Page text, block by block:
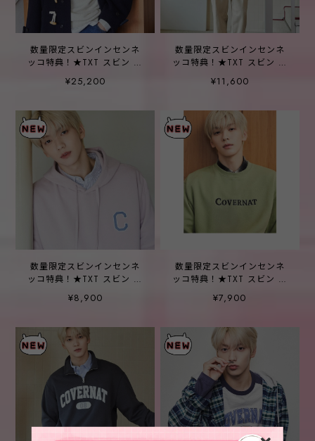
数量限定スビンインセンネ
ッコ特典！★TXT スビン 着
用！【COVERNAT】Classic
wool duffel coat navy
¥25,200
数量限定スビンインセンネ
ッコ特典！★TXT スビン 着
用！【COVERNAT】
Regular Corduroy Pants
¥11,600
数量限定スビンインセンネ
ッコ特典！★TXT スビン 着
用！【COVERNAT】C Logo
Hoodie _3color
¥8,900
数量限定スビンインセンネ
ッコ特典！★TXT スビン 着
用！【COVERNAT】Center
logo sweatshirt _4color
¥7,900